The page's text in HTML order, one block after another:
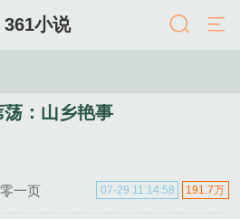
361小说
：山乡艳事
一页 191.7万
07-29 11:14:58